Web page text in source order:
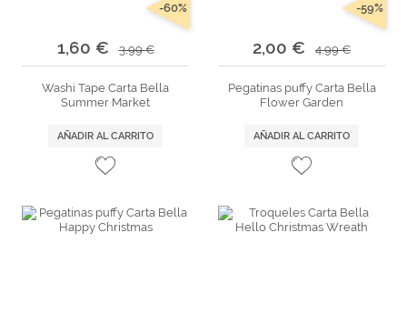
1,60 € 3,99 €
-60%
Washi Tape Carta Bella
Summer Market
AÑADIR AL CARRITO
2,00 € 4,99 €
-59%
Pegatinas puffy Carta Bella
Flower Garden
AÑADIR AL CARRITO